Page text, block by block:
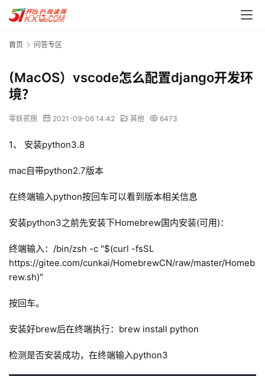
首页 问答专区
(MacOS）vscode怎么配置django开发环
境？
零妖贰捌 2021-09-06 14:42 其他 6473
1、 安装python3.8
mac自带python2.7版本
在终端输入python按回车可以看到版本相关信息
安装python3之前先安装下Homebrew国内安装(可用)：
终端输入：/bin/zsh -c "$(curl -fsSL
https://gitee.com/cunkai/HomebrewCN/raw/master/Homeb
rew.sh)"
按回车。
安装好brew后在终端执行：brew install python
检测是否安装成功，在终端输入python3